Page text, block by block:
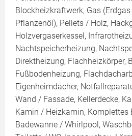
Blockheizkraftwerk, Gas
Pflanzenöl), Pellets / Holz,
Holzvergaserkessel,
Nachtspeicherheizung,
Direktheizung, Flachheizkörper,
Fußbodenheizung,
Eigenheimdächer,
Wand / Fassade, Kellerdecke,
Kamin / Heizkamin, Komplettes
Badewanne / Whirlpool,